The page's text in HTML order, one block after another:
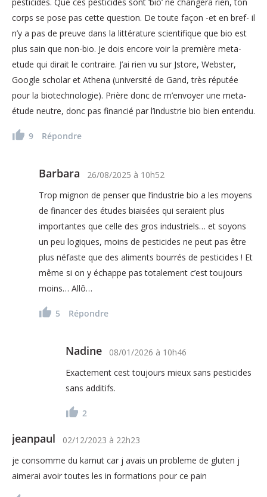
corps se pose pas cette question. De toute façon -et en bref- il
n’y a pas de preuve dans la littérature scientifique que bio est
plus sain que non-bio. Je dois encore voir la première meta-
etude qui dirait le contraire. J’ai rien vu sur Jstore, Webster,
Google scholar et Athena (université de Gand, très réputée
pour la biotechnologie). Prière donc de m’envoyer une meta-
étude neutre, donc pas financié par l’industrie bio bien entendu.
9 Répondre
Barbara 26/08/2025 à 10h52
Trop mignon de penser que l’industrie bio a les moyens
de financer des études biaisées qui seraient plus
importantes que celle des gros industriels… et soyons
un peu logiques, moins de pesticides ne peut pas être
plus néfaste que des aliments bourrés de pesticides ! Et
même si on y échappe pas totalement c’est toujours
moins… Allô…
5 Répondre
Nadine 08/01/2026 à 10h46
Exactement cest toujours mieux sans pesticides
sans additifs.
2
jeanpaul 02/12/2023 à 22h23
je consomme du kamut car j avais un probleme de gluten j
aimerai avoir toutes les in formations pour ce pain